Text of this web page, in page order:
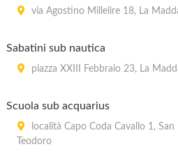
via Agostino Millelire 18, La
Sabatini sub nautica
piazza XXIII Febbraio 23, La
Scuola sub acquarius
località Capo Coda Cavallo 1, San
Teodoro